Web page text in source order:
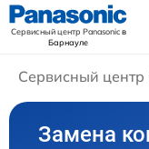
Сервисный центр Panasonicв
Барнауле
Сервисный центр
Замена